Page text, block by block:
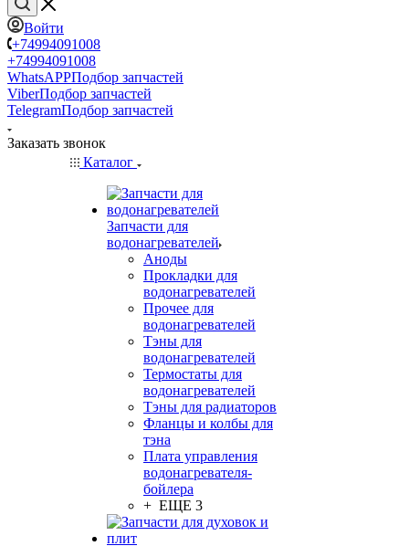
Войти
+74994091008
+74994091008
WhatsAPPПодбор запчастей
ViberПодбор запчастей
TelegramПодбор запчастей
Заказать звонок
Каталог
Запчасти для
водонагревателей
Аноды
Прокладки для
водонагревателей
Прочее для
водонагревателей
Тэны для
водонагревателей
Термостаты для
водонагревателей
Тэны для радиаторов
Фланцы и колбы для
тэна
Плата управления
водонагревателя-
бойлера
+ ЕЩЕ 3